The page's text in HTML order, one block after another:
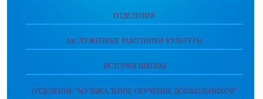
ОТДЕЛЕНИЯ
ЗАСЛУЖЕННЫЕ РАБОТНИКИ КУЛЬТУРЫ
ИСТОРИЯ ШКОЛЫ
ОТДЕЛЕНИЕ "МУЗЫКАЛЬНОЕ ОБУЧЕНИЕ ДОШКОЛЬНИКОВ"